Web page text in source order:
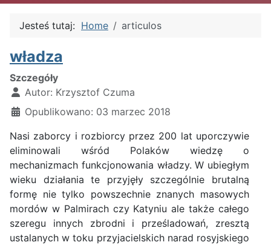
Jesteś tutaj: Home articulos
władza
Szczegóły
Autor: Krzysztof Czuma
Opublikowano: 03 marzec 2018
Nasi zaborcy i rozbiorcy przez 200 lat uporczywie
eliminowali wśród Polaków wiedzę o
mechanizmach funkcjonowania władzy. W ubiegłym
wieku działania te przyjęły szczególnie brutalną
formę nie tylko powszechnie znanych masowych
mordów w Palmirach czy Katyniu ale także całego
szeregu innych zbrodni i prześladowań, zresztą
ustalanych w toku przyjacielskich narad rosyjskiego